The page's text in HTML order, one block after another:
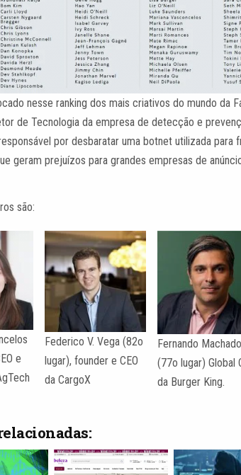
nesse ranking dos mais criativos do mundo da
de Tecnologia da empresa de detecção e
por desbaratar uma botnet utilizada para
geram prejuízos para grandes empresas de
são:
e
Federico V. Vega (82o
lugar), founder e CEO
da CargoX
Fernando Machado
(77o lugar) Global
da Burger King.